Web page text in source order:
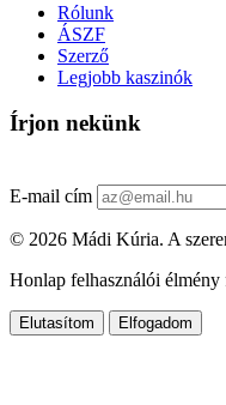
Rólunk
ÁSZF
Szerző
Legjobb kaszinók
Írjon nekünk
E-mail cím
© 2026 Mádi Kúria. A
Honlap felhasználói élmény
Elutasítom Elfogadom